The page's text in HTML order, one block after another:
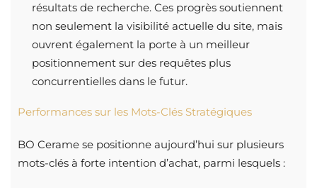
résultats de recherche. Ces progrès soutiennent
non seulement la visibilité actuelle du site, mais
ouvrent également la porte à un meilleur
positionnement sur des requêtes plus
concurrentielles dans le futur.
Performances sur les Mots-Clés Stratégiques
BO Cerame se positionne aujourd’hui sur plusieurs
mots-clés à forte intention d’achat, parmi lesquels :